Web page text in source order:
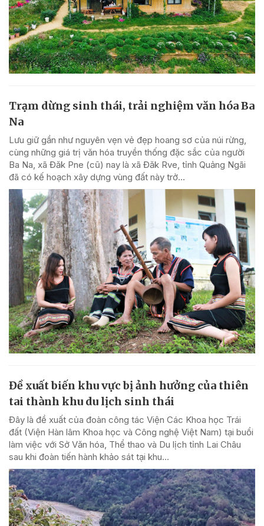
Trạm dừng sinh thái, trải nghiệm văn hóa Ba
Na
Lưu giữ gần như nguyên vẹn vẻ đẹp hoang sơ của núi rừng,
cùng những giá trị văn hóa truyền thống đặc sắc của người
Ba Na, xã Đăk Pne (cũ) nay là xã Đăk Rve, tỉnh Quảng Ngãi
đã có kế hoạch xây dựng vùng đất này trở...
Đề xuất biến khu vực bị ảnh hưởng của thiên
tai thành khu du lịch sinh thái
Đây là đề xuất của đoàn công tác Viện Các Khoa học Trái
đất (Viện Hàn lâm Khoa học và Công nghệ Việt Nam) tại buổi
làm việc với Sở Văn hóa, Thể thao và Du lịch tỉnh Lai Châu
sau khi đoàn tiến hành khảo sát tại khu...